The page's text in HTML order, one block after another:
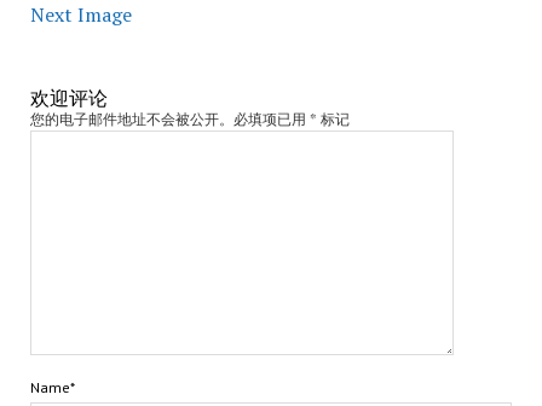
Next Image
欢迎评论
您的电子邮件地址不会被公开。必填项已用 * 标记
Name*